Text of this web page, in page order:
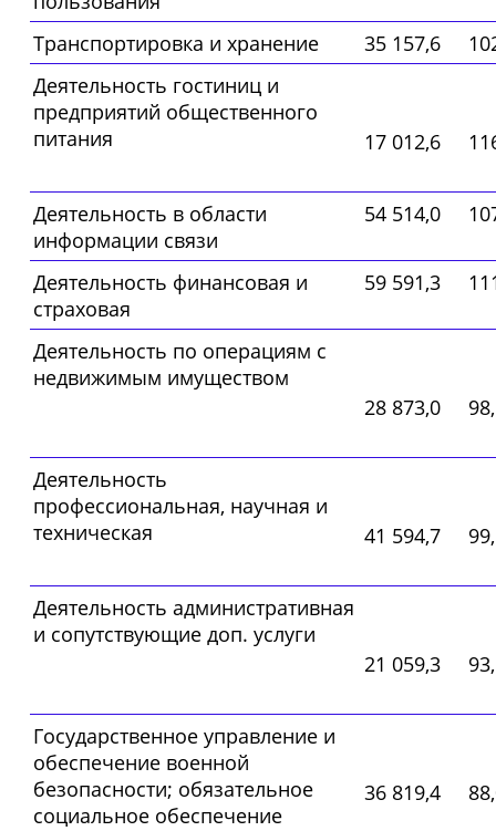
Транспортировка и хранение
35 157,6
Деятельность гостиниц и
предприятий общественного
питания
17 012,6
Деятельность в области
информации связи
54 514,0
Деятельность финансовая и
страховая
59 591,3
Деятельность по операциям с
недвижимым имуществом
28 873,0
Деятельность
профессиональная, научная и
техническая
41 594,7
Деятельность административная
и сопутствующие доп. услуги
21 059,3
Государственное управление и
обеспечение военной
безопасности; обязательное
социальное обеспечение
36 819,4